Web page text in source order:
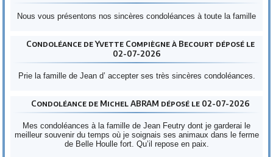
Nous vous présentons nos sincères condoléances à toute la famille
Condoléance de Yvette Compiègne à Becourt déposé le
02-07-2026
Prie la famille de Jean d’ accepter ses très sincères condoléances.
Condoléance de Michel ABRAM déposé le 02-07-2026
Mes condoléances à la famille de Jean Feutry dont je garderai le
meilleur souvenir du temps où je soignais ses animaux dans le ferme
de Belle Houlle fort. Qu’il repose en paix.